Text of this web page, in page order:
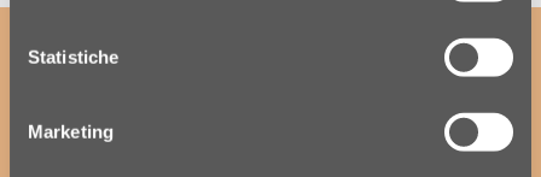
Statistiche
Marketing
ISCRIVITI ALLA NOSTRA NEWSLETTER
per accedere a offerte esclusive e scoprire per primo